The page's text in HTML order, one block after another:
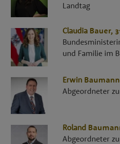
Landtag
Claudia Bauer,
und Familie im
Erwin Baumann
Abgeordneter
Roland
Abgeordneter